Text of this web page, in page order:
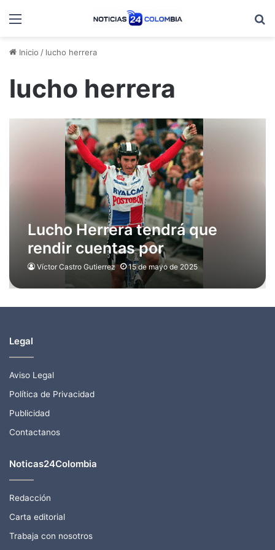
Menú
Inicio / lucho herrera
lucho herrera
Lucho Herrera tendrá que
rendir cuentas por
desaparición forzada
Víctor Castro Gutierrez 15 de mayo de 2025
Legal
Aviso Legal
Política de Privacidad
Publicidad
Contactanos
Noticas24Colombia
Redacción
Carta editorial
Trabaja con nosotros